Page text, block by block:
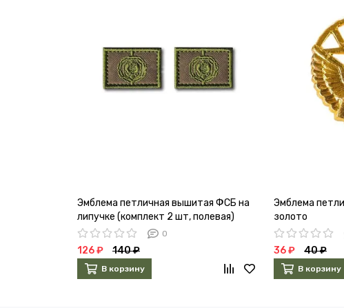
Эмблема петличная вышитая ФСБ на
липучке (комплект 2 шт, полевая)
0
126 ₽ 140 ₽
В корзину
Эмблема
золото
36 ₽ 40 ₽
В корзину